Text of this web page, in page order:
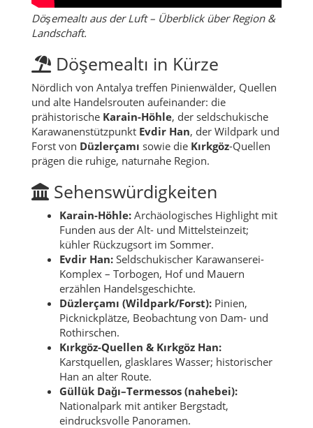
Döşemealtı aus der Luft – Überblick über Region &
Landschaft.
Döşemealtı in Kürze
Nördlich von Antalya treffen Pinienwälder, Quellen
und alte Handelsrouten aufeinander: die
prähistorische Karain-Höhle, der seldschukische
Karawanenstützpunkt Evdir Han, der Wildpark und
Forst von Düzlerçamı sowie die Kırkgöz-Quellen
prägen die ruhige, naturnahe Region.
Sehenswürdigkeiten
Karain-Höhle: Archäologisches Highlight mit
Funden aus der Alt- und Mittelsteinzeit;
kühler Rückzugsort im Sommer.
Evdir Han: Seldschukischer Karawanserei-
Komplex – Torbogen, Hof und Mauern
erzählen Handelsgeschichte.
Düzlerçamı (Wildpark/Forst): Pinien,
Picknickplätze, Beobachtung von Dam- und
Rothirschen.
Kırkgöz-Quellen & Kırkgöz Han:
Karstquellen, glasklares Wasser; historischer
Han an alter Route.
Güllük Dağı–Termessos (nahebei):
Nationalpark mit antiker Bergstadt,
eindrucksvolle Panoramen.